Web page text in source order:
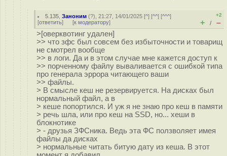
5.135 ,Заноним (?), 21:27, 14/01/2025 [^] [^^] [^^^]
[ответить] [к модератору]
+2
+ / –
>[оверквотинг удален]
>> что зфс был совсем без избыточности и товарищ
не смотрел вообще
>> в логи. Да и в этом случае мне кажется доступ к
>> порченному файлу вываливается с ошибкой типа
про генерала эррора читающего ваши
>> файлы.
> В смысле кеш не резервируется. На дисках был
нормальный файл, а в
> кеше попортился. И уж я не знаю про кеш в памяти
> речь шла, или про кеш на SSD, но... хеши в
блокнотике
> - друзья ЗФСника. Ведь эта ФС ползволяет имея
файлы да дисках
> нормальные читать битую дату из кеша. В этот